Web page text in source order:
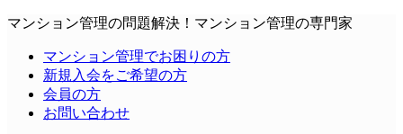
コ
ナ
マンション管理の問題解決！マンション管理の専門家
マンション管理でお困りの方
新規入会をご希望の方
会員の方
お問い合わせ